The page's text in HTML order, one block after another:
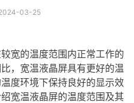
03-25
宽的温度范围内正常工作的
， 宽温液晶屏具有更好的温
度环境下保持良好的显示效
宽温液晶屏的温度范围及其